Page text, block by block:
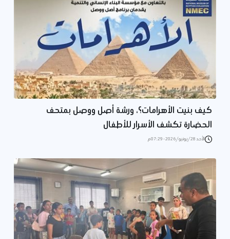
كيف بنيت الأهرامات؟، ورشة أصل ووصل بمتحف
الحضارة تكشف الأسرار للأطفال
الأحد 28/يونيو/2026 - 07:29 م